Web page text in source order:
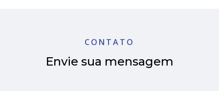
CONTATO
Envie sua mensagem